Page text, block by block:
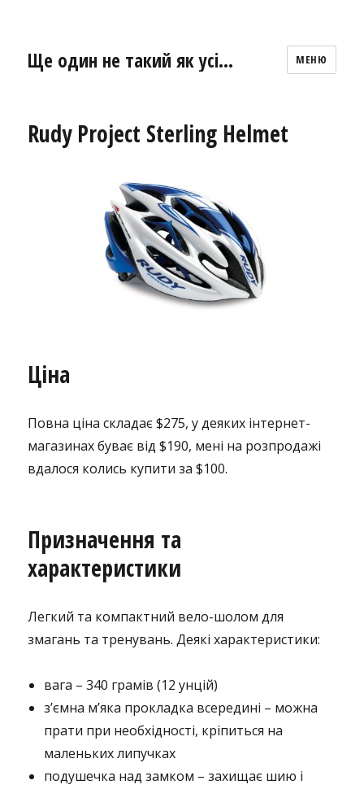
Ще один не такий як усі… МЕНЮ
Rudy Project Sterling Helmet
Ціна
Повна ціна складає $275, у деяких інтернет-
магазинах буває від $190, мені на розпродажі
вдалося колись купити за $100.
Призначення та
характеристики
Легкий та компактний вело-шолом для
змагань та тренувань. Деякі характеристики:
вага – 340 грамів (12 унцій)
з’ємна м’яка прокладка всередині – можна
прати при необхідності, кріпиться на
маленьких липучках
подушечка над замком – захищає шию і